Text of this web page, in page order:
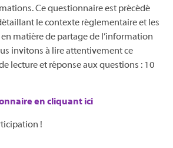
Ce questionnaire est précédé
le contexte réglementaire et les
matière de partage de l’information
invitons à lire attentivement ce
lecture et réponse aux questions : 10
en cliquant ici
!